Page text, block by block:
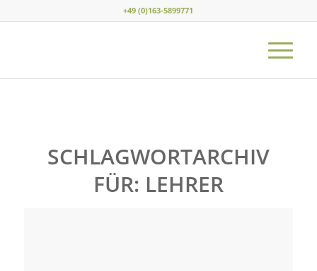
+49 (0)163-5899771
SCHLAGWORTARCHIV
FÜR: LEHRER